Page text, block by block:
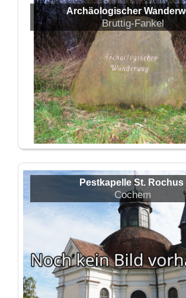
Archäologischer
Bruttig-Fankel
Pestkapelle St. Rochus
Cochem